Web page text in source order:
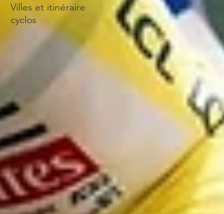
Villes et itinéraire
cyclos